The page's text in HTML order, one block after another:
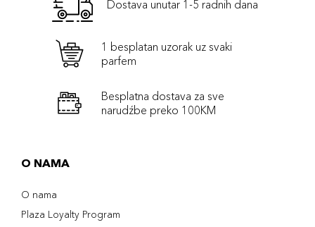
Dostava unutar 1-5 radnih dana
1 besplatan uzorak uz svaki
parfem
Besplatna dostava za sve
narudźbe preko 100KM
O NAMA
O nama
Plaza Loyalty Program